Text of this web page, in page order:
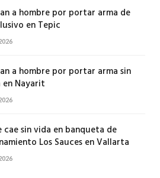
a hombre por portar arma de
en Tepic
a hombre por portar arma sin
en Nayarit
cae sin vida en banqueta de
Los Sauces en Vallarta